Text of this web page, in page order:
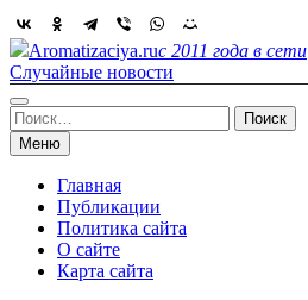
Skip
to
content
Aromatizaciya.ruс 2011 года в сети
Случайные новости
Найти:
Меню
Главная
Публикации
Политика сайта
О сайте
Карта сайта